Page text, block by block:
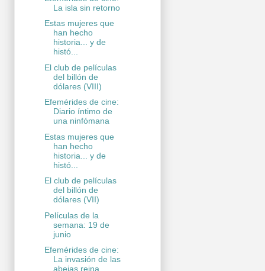
La isla sin retorno
Estas mujeres que
han hecho
historia... y de
histó...
El club de películas
del billón de
dólares (VIII)
Efemérides de cine:
Diario íntimo de
una ninfómana
Estas mujeres que
han hecho
historia... y de
histó...
El club de películas
del billón de
dólares (VII)
Películas de la
semana: 19 de
junio
Efemérides de cine:
La invasión de las
abejas reina